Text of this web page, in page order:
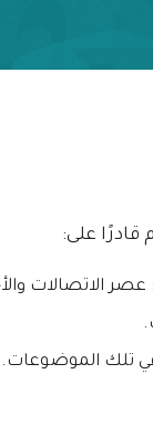
قادرًا على:
الاتصالات
تلك الموضوعات.